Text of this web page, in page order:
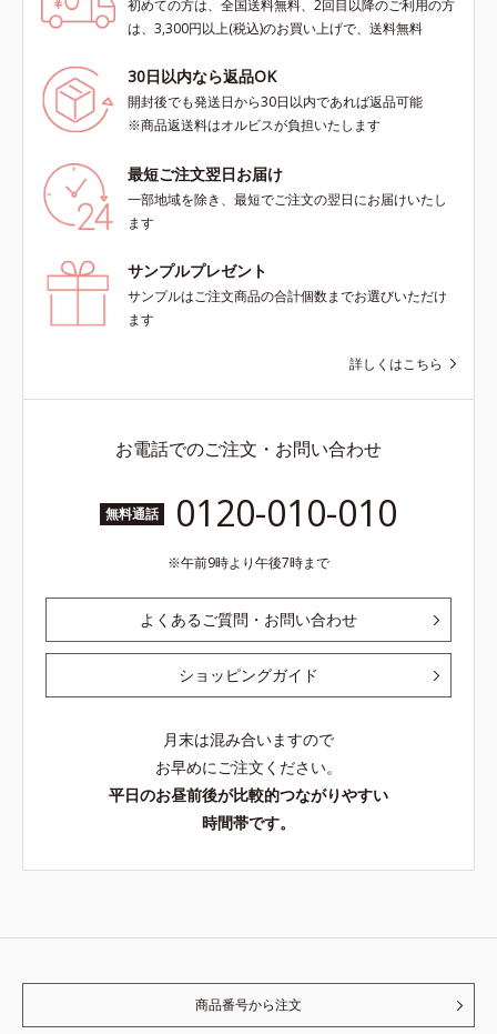
初めての方は、全国送料無料、2回目以降のご利用の方
は、3,300円以上(税込)のお買い上げで、送料無料
30日以内なら返品OK
開封後でも発送日から30日以内であれば返品可能
※商品返送料はオルビスが負担いたします
最短ご注文翌日お届け
一部地域を除き、最短でご注文の翌日にお届けいたし
ます
サンプルプレゼント
サンプルはご注文商品の合計個数までお選びいただけ
ます
詳しくはこちら
お電話でのご注文・お問い合わせ
無料通話 0120-010-010
午前9時より午後7時まで
よくあるご質問・お問い合わせ
ショッピングガイド
月末は混み合いますので
お早めにご注文ください。
平日のお昼前後が比較的つながりやすい
時間帯です。
商品番号から注文